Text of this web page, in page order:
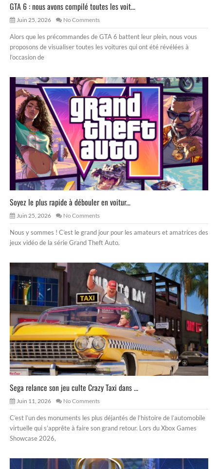
GTA 6 : nous avons compilé toutes les voit...
Juin 25, 2026 No Comments
Alors que les précommandes de GTA 6 battent leur plein, nous vous
proposons de visualiser toutes les voitures qui ont été révélées à
l’occasion de
Soyez le plus rapide à débouler en voitur...
Juin 25, 2026 No Comments
Nous y sommes ! C’est le grand jour pour les amateurs et amatrices des
jeux vidéo de la série Grand Theft Auto.
Sega relance son jeu culte Crazy Taxi dans ...
Juin 11, 2026 No Comments
C’est l’un des monuments les plus déjantés de l’histoire de l’automobile
virtuelle qui s’apprête à faire son grand retour. Lors du Xbox Games
Showcase 2026,